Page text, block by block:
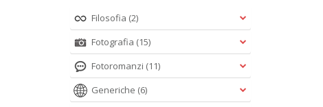
Filosofia (2)
Fotografia (15)
Fotoromanzi (11)
Generiche (6)